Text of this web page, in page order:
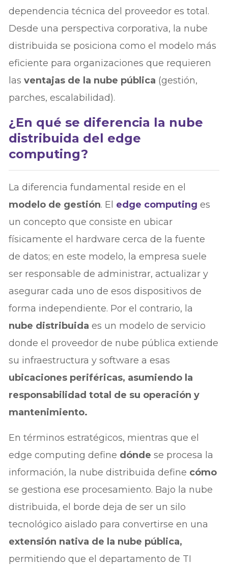
dependencia técnica del proveedor es total.
Desde una perspectiva corporativa, la nube
distribuida se posiciona como el modelo más
eficiente para organizaciones que requieren
lasventajas de la nube pública (gestión,
parches, escalabilidad).
¿En qué se diferencia la nube
distribuida del edge
computing?
La diferencia fundamental reside en el
modelo de gestión. El edge computing es
un concepto que consiste en ubicar
físicamente el hardware cerca de la fuente
de datos; en este modelo, la empresa suele
ser responsable de administrar, actualizar y
asegurar cada uno de esos dispositivos de
forma independiente. Por el contrario, la
nube distribuida es un modelo de servicio
donde el proveedor de nube pública extiende
su infraestructura y software a esas
ubicaciones periféricas, asumiendo la
responsabilidad total de su operación y
mantenimiento.
En términos estratégicos, mientras que el
edge computing define dónde se procesa la
información, la nube distribuida define cómo
se gestiona ese procesamiento. Bajo la nube
distribuida, el borde deja de ser un silo
tecnológico aislado para convertirse en una
extensión nativa de la nube pública,
permitiendo que el departamento de TI